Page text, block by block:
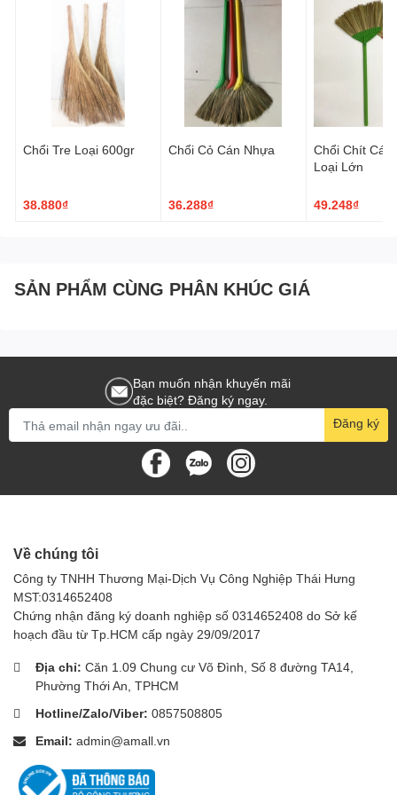
Chổi Tre Loại 600gr
38.880₫
Chổi Cỏ Cán Nhựa
36.288₫
Chổi Chít Cán
Loại Lớn
49.248₫
SẢN PHẨM CÙNG PHÂN KHÚC GIÁ
Bạn muốn nhận khuyến mãi
đặc biệt? Đăng ký ngay.
Đăng ký
Về chúng tôi
Công ty TNHH Thương Mại-Dịch Vụ Công Nghiệp Thái Hưng
MST:0314652408
Chứng nhận đăng ký doanh nghiệp số 0314652408 do Sở kế
hoạch đầu từ Tp.HCM cấp ngày 29/09/2017
Địa chỉ: Căn 1.09 Chung cư Võ Đình, Số 8 đường TA14,
Phường Thới An, TPHCM
Hotline/Zalo/Viber: 0857508805
Email: admin@amall.vn